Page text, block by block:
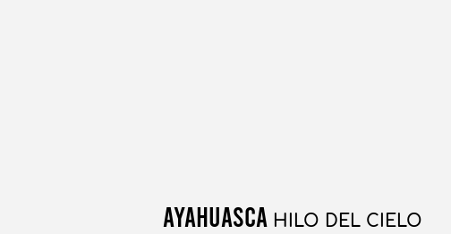
ayahuascA HILO DEL CIELO